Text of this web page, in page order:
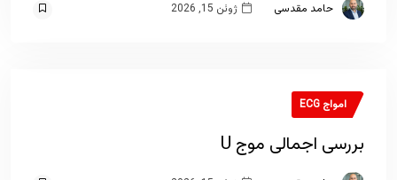
حامد مقدسی ژوئن 15, 2026
امواج ECG
بررسی اجمالی موج U